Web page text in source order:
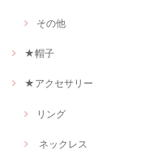
その他
★帽子
★アクセサリー
リング
ネックレス